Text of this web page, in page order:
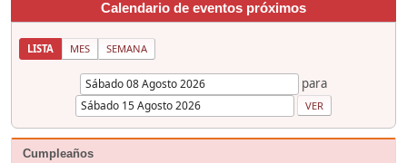
Calendario de eventos próximos
LISTA MES SEMANA
para
Cumpleaños